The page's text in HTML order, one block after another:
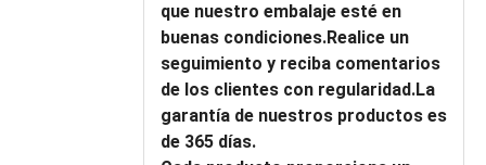
que nuestro embalaje esté en
buenas condiciones.Realice un
seguimiento y reciba comentarios
de los clientes con regularidad.La
garantía de nuestros productos es
de 365 días.